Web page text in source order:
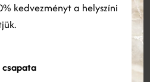
kedvezményt a helyszíni
ÖSSZES ELFOGADÁSA